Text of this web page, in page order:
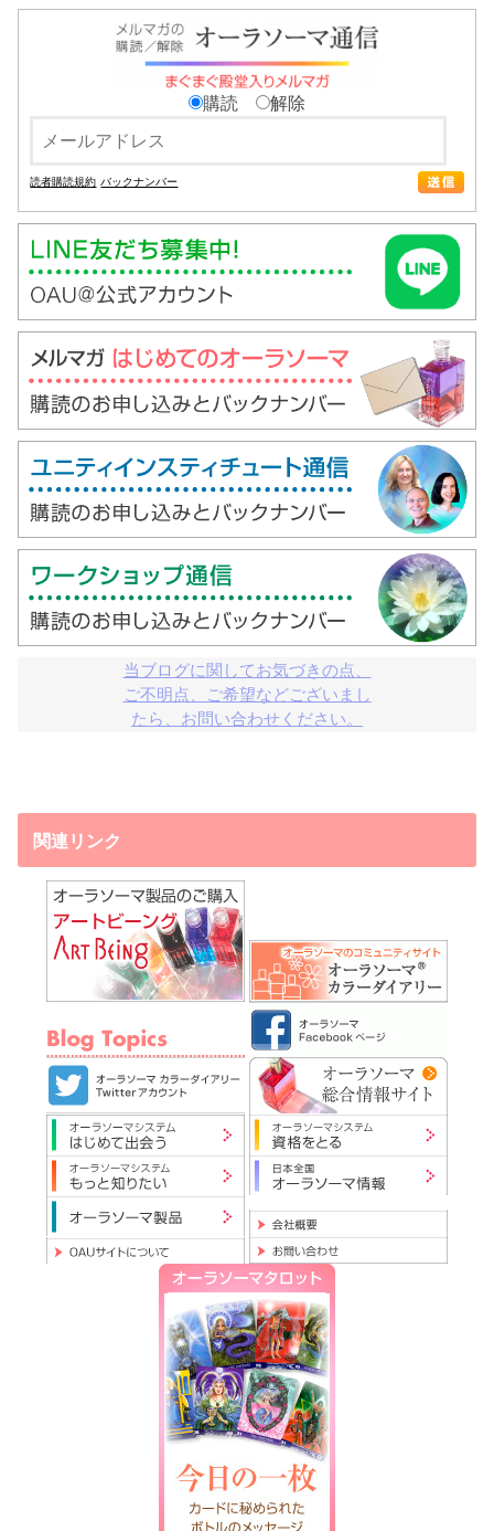
購読 解除
読者購読規約 バックナンバー
当ブログに関してお気づきの点、
ご不明点、ご希望などございまし
たら、お問い合わせください。
関連リンク